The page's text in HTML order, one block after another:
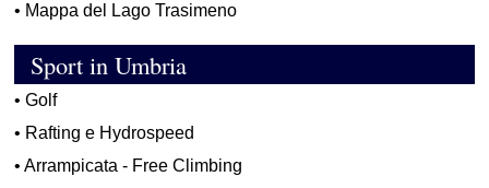
• Mappa del Lago Trasimeno
Sport in Umbria
•Golf
• Rafting e Hydrospeed
•Arrampicata - Free Climbing